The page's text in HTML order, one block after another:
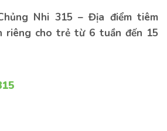
Nhi 315 – Địa điểm tiêm
riêng cho trẻ từ 6 tuần đến 15